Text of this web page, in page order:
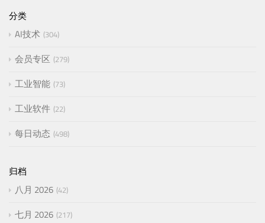
分类
AI技术 304
会员专区 279
工业智能 73
工业软件 22
每日动态 498
归档
八月 2026 42
七月 2026 217